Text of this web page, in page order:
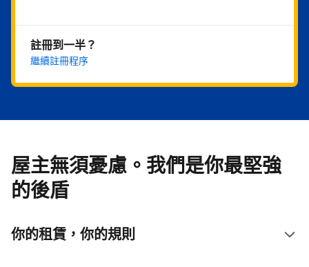
註冊到一半？
繼續註冊程序
屋主無須憂慮。我們是你最堅強
的後盾
你的租賃，你的規則